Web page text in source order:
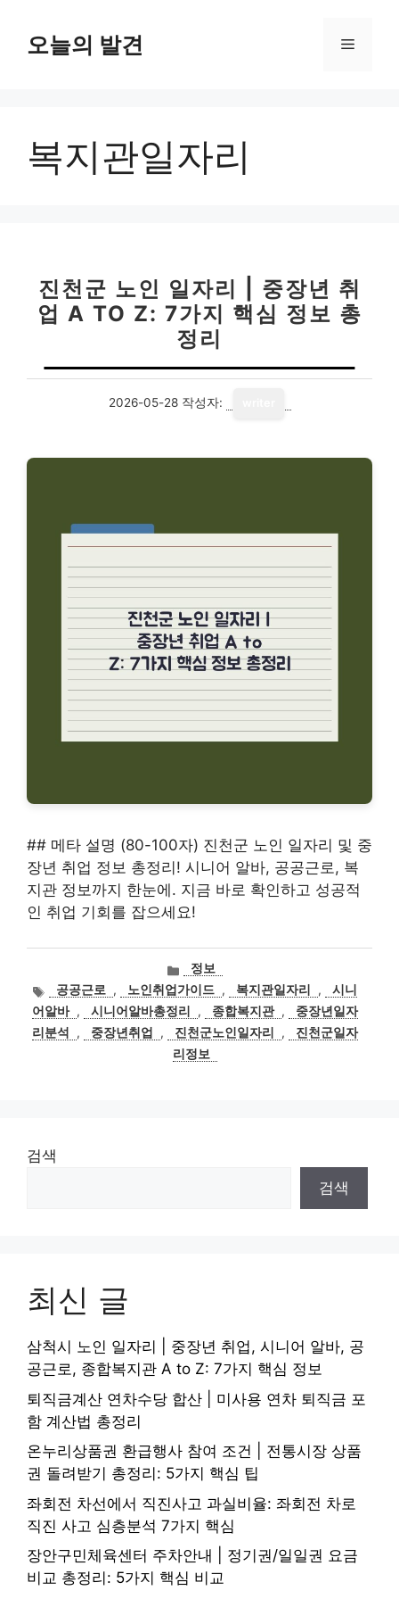
오늘의 발견 메
복지관일자리
진천군 노인 일자리 | 중장년 취
업 A TO Z: 7가지 핵심 정보 총
정리
2026-05-28 작성자:
## 메타 설명 (80-100자) 진천군 노인 일자리 및 중
장년 취업 정보 총정리! 시니어 알바, 공공근로, 복
지관 정보까지 한눈에. 지금 바로 확인하고 성공적
인 취업 기회를 잡으세요!
카
테
고
리
정보
태
그
공공근로 , 노인취업가이드 , 복지관일자리 ,
시니
어알바 , 시니어알바총정리 , 종합복지관 ,
중장년일자
리분석
, 중장년취업 , 진천군노인일자리 ,
진천군일자
리정보
검색
검색
최신 글
삼척시 노인 일자리 | 중장년 취업, 시니어 알바, 공
공근로, 종합복지관 A to Z: 7가지 핵심 정보
퇴직금계산 연차수당 합산 | 미사용 연차 퇴직금 포
함 계산법 총정리
온누리상품권 환급행사 참여 조건 | 전통시장 상품
권 돌려받기 총정리: 5가지 핵심 팁
좌회전 차선에서 직진사고 과실비율: 좌회전 차로
직진 사고 심층분석 7가지 핵심
장안구민체육센터 주차안내 | 정기권/일일권 요금
비교 총정리: 5가지 핵심 비교